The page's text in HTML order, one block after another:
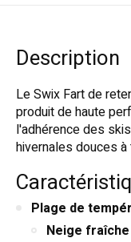
Description
Le Swix Fart de
produit de haute
l'adhérence des
hivernales douces
Plage de
Neige fraîche